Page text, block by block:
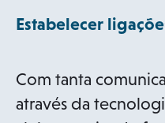
Estabelecer
Com tanta
através da